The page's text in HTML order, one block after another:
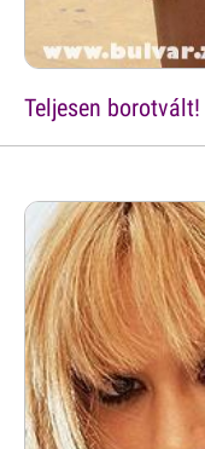
Teljesen borotvált!